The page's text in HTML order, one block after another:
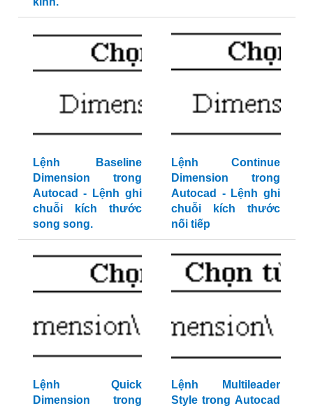
Lệnh Baseline
Dimension trong
Autocad - Lệnh ghi
chuỗi kích thước
song song.
Lệnh Continue
Dimension trong
Autocad - Lệnh ghi
chuỗi kích thước
nối tiếp
Lệnh Quick
Dimension trong
Lệnh Multileader
Style trong Autocad